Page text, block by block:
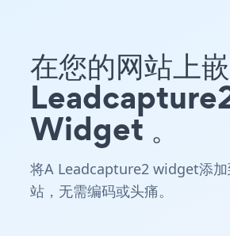
在您的网站上
Widget 。
将A Leadcapture2 widget添
站，无需编码或头痛。